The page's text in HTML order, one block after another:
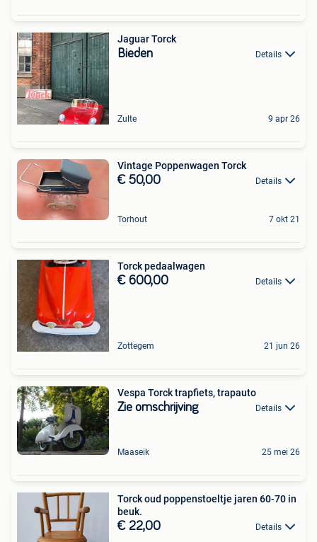
Jaguar Torck
Bieden Details
Zulte 9 apr 26
Vintage Poppenwagen Torck
€ 50,00 Details
Torhout 7 okt 21
Torck pedaalwagen
€ 600,00 Details
Zottegem 21 jun 26
Vespa Torck trapfiets, trapauto
Zie omschrijving Details
Maaseik 25 mei 26
Torck oud poppenstoeltje jaren 60-70 in
beuk.
€ 22,00 Details